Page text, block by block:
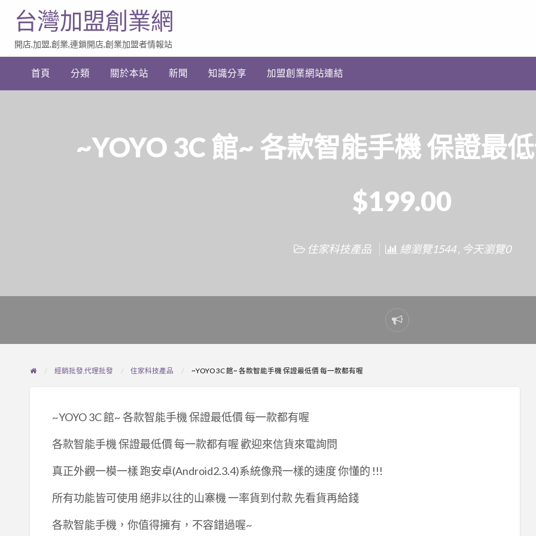
加
業
台灣加盟創業網
開店,加盟,創業,連鎖開店,創業加盟者情報站
首頁 分類 關於本站 新聞 知識分享 加盟創業網站連結
~YOYO 3C 館~ 各款智能手機 保證最
$199.00
住家科技產品 總瀏覽1544 , 今天瀏覽0
Report
problem
經銷批發,代理批發 住家科技產品 ~YOYO 3C 館~ 各款智能手機 保證最低價 每一款都有喔
~YOYO 3C 館~ 各款智能手機 保證最低價 每一款都有喔
各款智能手機 保證最低價 每一款都有喔 歡迎來信貨來電詢問
真正外觀一模一樣 跑安卓(Android2.3.4)系統像飛一樣的速度 你懂的 !!!
所有功能皆可使用 絕非以往的山寨機 一率貨到付款 先看貨再給錢
各款智能手機，你值得擁有，不容錯過喔~